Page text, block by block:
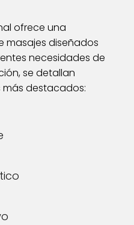
ofrece una
masajes diseñados
necesidades de
se detallan
más destacados: